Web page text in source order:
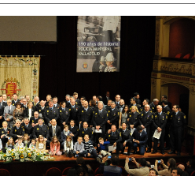
externa.externa.